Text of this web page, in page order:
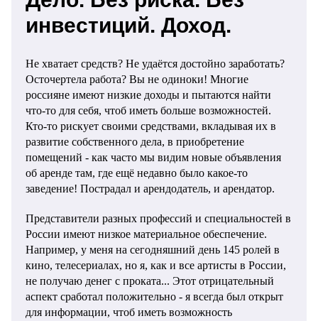
инвестиций. Доход.
Не хватает средств? Не удаётся достойно заработать?
Осточертела работа? Вы не одиноки! Многие
россияне имеют низкие доходы и пытаются найти
что-то для себя, чтоб иметь больше возможностей.
Кто-то рискует своими средствами, вкладывая их в
развитие собственного дела, в приобретение
помещений - как часто мы видим новые объявления
об аренде там, где ещё недавно было какое-то
заведение! Пострадал и арендодатель, и арендатор.
Представители разных профессий и специальностей в
России имеют низкое материальное обеспечение.
Например, у меня на сегодняшний день 145 ролей в
кино, телесериалах, но я, как и все артисты в России,
не получаю денег с проката... Этот отрицательный
аспект сработал положительно - я всегда был открыт
для информации, чтоб иметь возможность